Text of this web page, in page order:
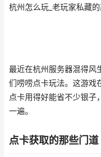
杭州怎么玩_老玩家私藏
最近在杭州服务器混得风
们唠唠点卡玩法。这游戏
点卡用得好能省不少银子
一遍。
点卡获取的那些门道